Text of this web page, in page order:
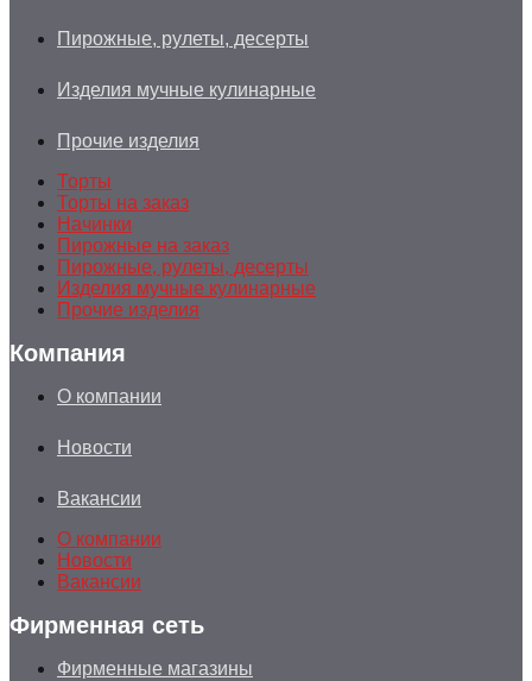
Пирожные, рулеты, десерты
Изделия мучные кулинарные
Прочие изделия
Торты
Торты на заказ
Начинки
Пирожные на заказ
Пирожные, рулеты, десерты
Изделия мучные кулинарные
Прочие изделия
Компания
О компании
Новости
Вакансии
О компании
Новости
Вакансии
Фирменная сеть
Фирменные магазины